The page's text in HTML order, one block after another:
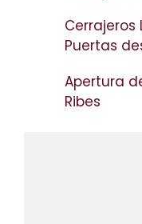
Cerrajeros
Puertas
Apertura
Ribes